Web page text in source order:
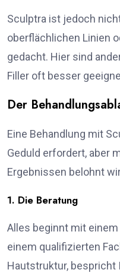
Sculptra ist jedoch
oberflächlichen Linien
gedacht. Hier sind
Filler oft besser
Der
Eine Behandlung mit
Geduld erfordert, aber
Ergebnissen belohnt
1. Die Beratung
Alles beginnt mit
einem qualifizierten
Hautstruktur, bespricht